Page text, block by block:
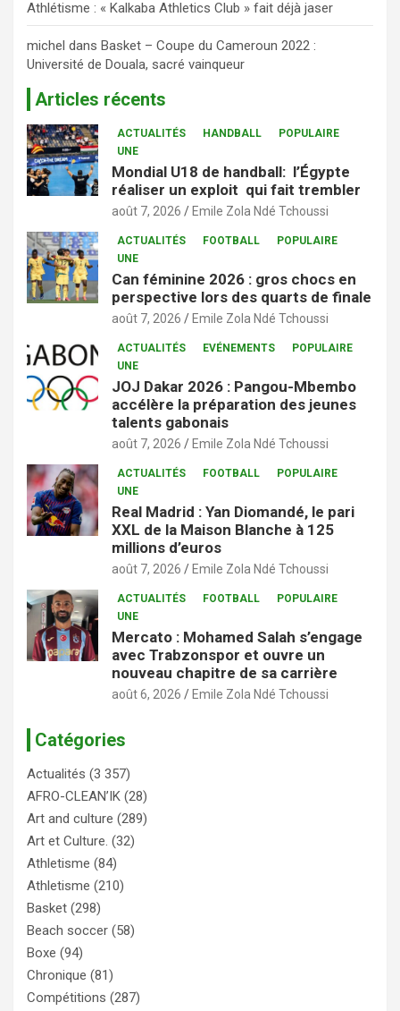
Athlétisme : « Kalkaba Athletics Club » fait déjà jaser
michel dans Basket – Coupe du Cameroun 2022 :
Université de Douala, sacré vainqueur
Articles récents
ACTUALITÉS HANDBALL
POPULAIRE
UNE
Mondial U18 de handball: l’Égypte
réaliser un exploit qui fait trembler
août 7, 2026 Emile Zola Ndé Tchoussi
ACTUALITÉS FOOTBALL
POPULAIRE
UNE
Can féminine 2026 : gros chocs en
perspective lors des quarts de finale
août 7, 2026 Emile Zola Ndé Tchoussi
ACTUALITÉS EVÉNEMENTS
POPULAIRE
UNE
JOJ Dakar 2026 : Pangou-Mbembo
accélère la préparation des jeunes
talents gabonais
août 7, 2026 Emile Zola Ndé Tchoussi
ACTUALITÉS FOOTBALL
POPULAIRE
UNE
Real Madrid : Yan Diomandé, le pari
XXL de la Maison Blanche à 125
millions d’euros
août 7, 2026 Emile Zola Ndé Tchoussi
ACTUALITÉS FOOTBALL
POPULAIRE
UNE
Mercato : Mohamed Salah s’engage
avec Trabzonspor et ouvre un
nouveau chapitre de sa carrière
août 6, 2026 Emile Zola Ndé Tchoussi
Catégories
Actualités (3 357)
AFRO-CLEAN’IK (28)
Art and culture (289)
Art et Culture. (32)
Athletisme (84)
Athletisme (210)
Basket (298)
Beach soccer (58)
Boxe (94)
Chronique (81)
Compétitions (287)